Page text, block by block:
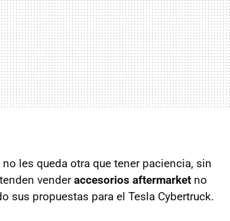
les queda otra que tener paciencia, sin
venderaccesorios aftermarket no
sus propuestas para el Tesla Cybertruck.